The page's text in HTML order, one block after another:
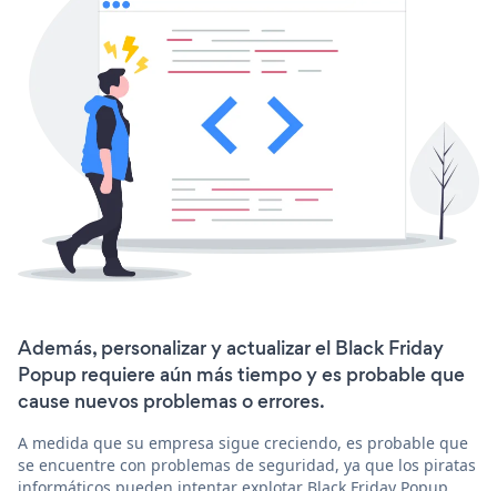
Además, personalizar y actualizar el Black Friday
Popup requiere aún más tiempo y es probable que
cause nuevos problemas o errores.
A medida que su empresa sigue creciendo, es probable que
se encuentre con problemas de seguridad, ya que los piratas